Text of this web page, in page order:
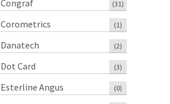
Congraf (31)
Corometrics (1)
Danatech (2)
Dot Card (3)
Esterline Angus (0)